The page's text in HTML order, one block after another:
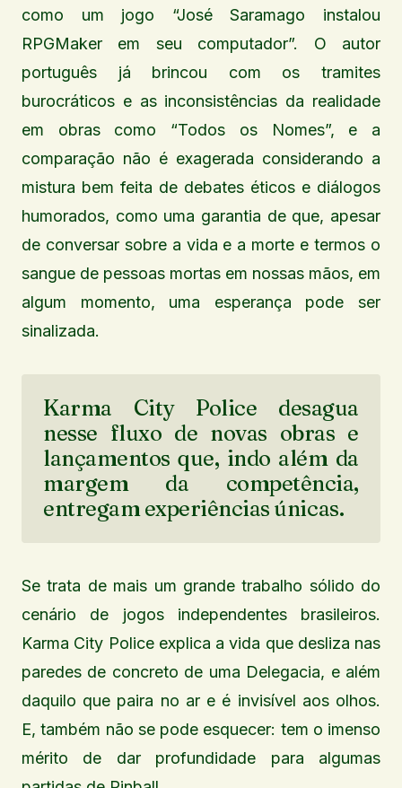
como um jogo “José Saramago instalou
RPGMaker em seu computador”. O autor
português já brincou com os tramites
burocráticos e as inconsistências da realidade
em obras como “Todos os Nomes”, e a
comparação não é exagerada considerando a
mistura bem feita de debates éticos e diálogos
humorados, como uma garantia de que, apesar
de conversar sobre a vida e a morte e termos o
sangue de pessoas mortas em nossas mãos, em
algum momento, uma esperança pode ser
sinalizada.
Karma City Police desagua
nesse fluxo de novas obras e
lançamentos que, indo além da
margem da competência,
entregam experiências únicas.
Se trata de mais um grande trabalho sólido do
cenário de jogos independentes brasileiros.
Karma City Police explica a vida que desliza nas
paredes de concreto de uma Delegacia, e além
daquilo que paira no ar e é invisível aos olhos.
E, também não se pode esquecer: tem o imenso
mérito de dar profundidade para algumas